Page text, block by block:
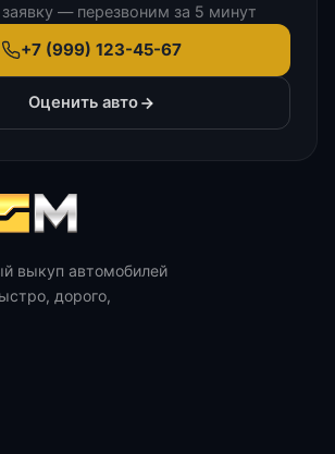
заявку — перезвоним за 5 минут
+7 (999) 123-45-67
Оценить авто
выкуп автомобилей
дорого,